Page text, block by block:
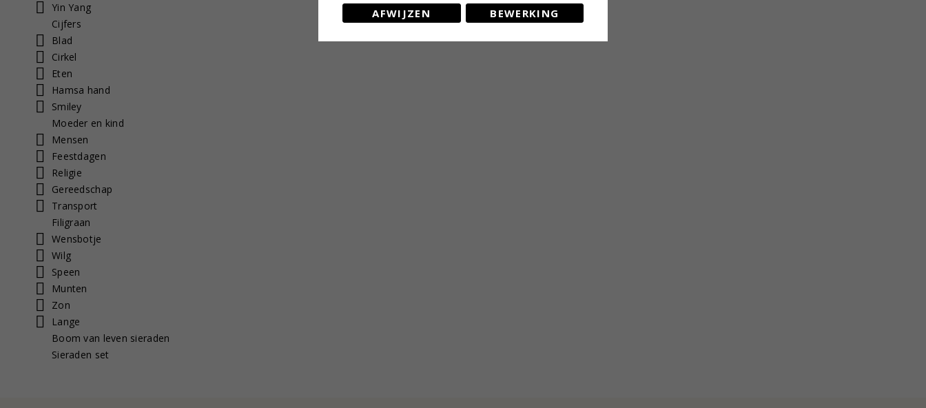
Yin Yang
Cijfers
Blad
Cirkel
Eten
Hamsa hand
Smiley
Moeder en kind
Mensen
Feestdagen
Religie
Gereedschap
Transport
Filigraan
Wensbotje
Wilg
Speen
Munten
Zon
Lange
Boom van leven sieraden
Sieraden set
AFWIJZEN BEWERKING